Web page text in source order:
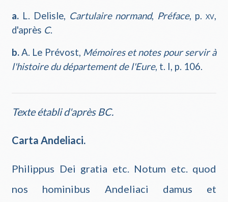
a. L. Delisle, Cartulaire normand, Préface, p.xv,
d'après C.
b.A. Le Prévost, Mémoires et notes pour servir à
l'histoire du département de l'Eure, t. I, p. 106.
Texte établi d'après BC.
Carta Andeliaci.
Philippus Dei gratia etc. Notum etc. quod
nos hominibus Andeliaci damus et